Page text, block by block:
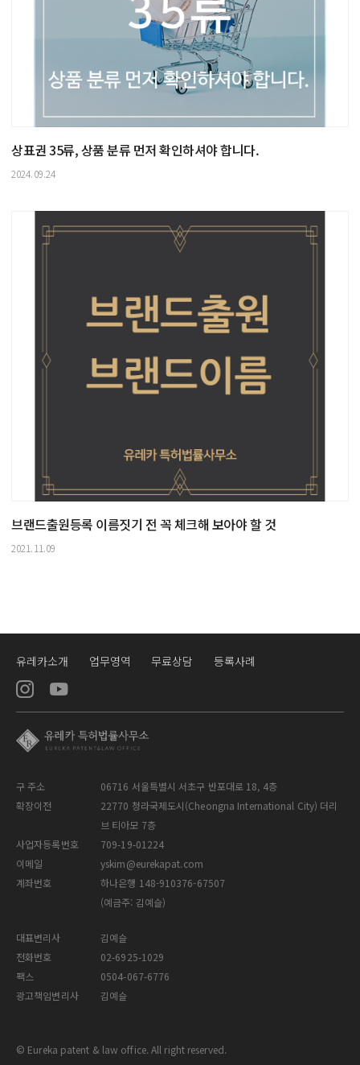
상표권 35류, 상품 분류 먼저 확인하셔야 합니다.
2024.09.24
브랜드출원등록 이름짓기 전 꼭 체크해 보아야 할 것
2021.11.09
유레카소개 업무영역 무료상담 등록사례
구 주소
06716 서울특별시 서초구 반포대로 18, 4층
확장이전
22770 청라국제도시(Cheongna International City) 더리
브 티아모 7층
사업자등록번호
709-19-01224
이메일
yskim@eurekapat.com
계좌번호
하나은행 148-910376-67507
(예금주: 김예슬)
대표변리사
김예슬
전화번호
02-6925-1029
팩스
0504-067-6776
광고책임변리사
김예슬
© Eureka patent & law office. All right reserved.